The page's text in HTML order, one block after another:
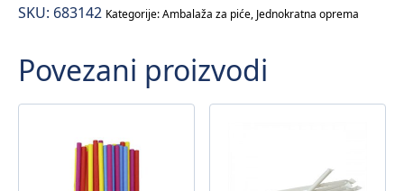
SKU: 683142 Kategorije:Ambalaža za piće, Jednokratna oprema
Povezani proizvodi